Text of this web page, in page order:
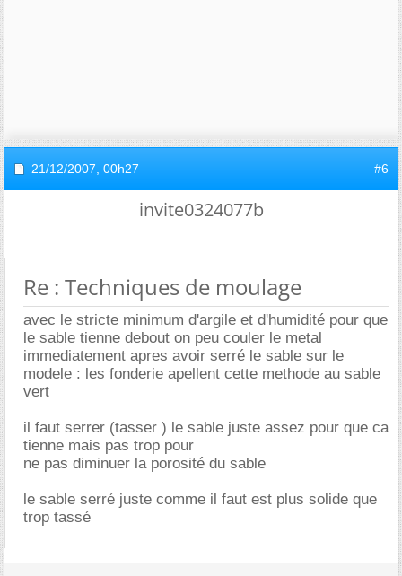
21/12/2007, 00h27 #6
invite0324077b
Re : Techniques de moulage
avec le stricte minimum d'argile et d'humidité pour que
le sable tienne debout on peu couler le metal
immediatement apres avoir serré le sable sur le
modele : les fonderie apellent cette methode au sable
vert
il faut serrer (tasser ) le sable juste assez pour que ca
tienne mais pas trop pour
ne pas diminuer la porosité du sable
le sable serré juste comme il faut est plus solide que
trop tassé